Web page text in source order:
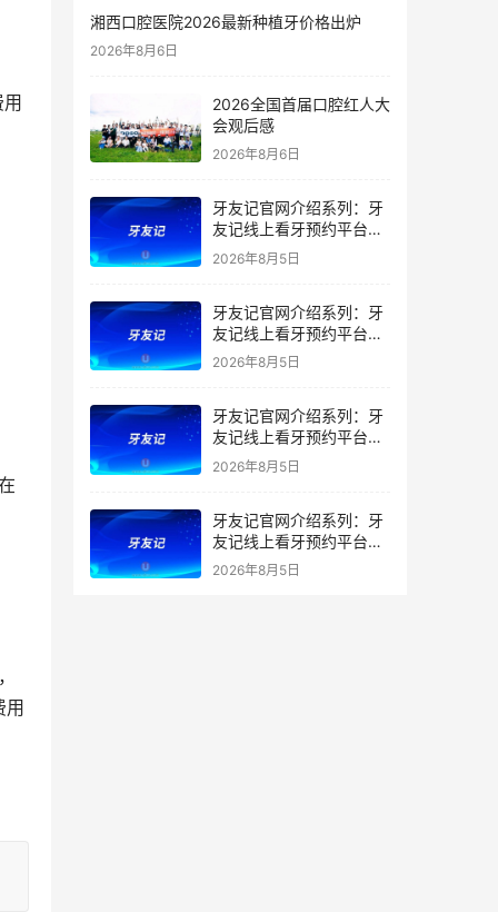
湘西口腔医院2026最新种植牙价格出炉
2026年8月6日
2026全国首届口腔红人大
会观后感
2026年8月6日
牙友记官网介绍系列：牙
友记线上看牙预约平台是
干什么的？靠谱吗？
2026年8月5日
牙友记官网介绍系列：牙
友记线上看牙预约平台让
看牙不再靠运气
2026年8月5日
牙友记官网介绍系列：牙
友记线上看牙预约平台打
破口腔行业专业壁垒新手
友好零门槛
2026年8月5日
牙友记官网介绍系列：牙
友记线上看牙预约平台落
地同城就诊经验打破未知
2026年8月5日